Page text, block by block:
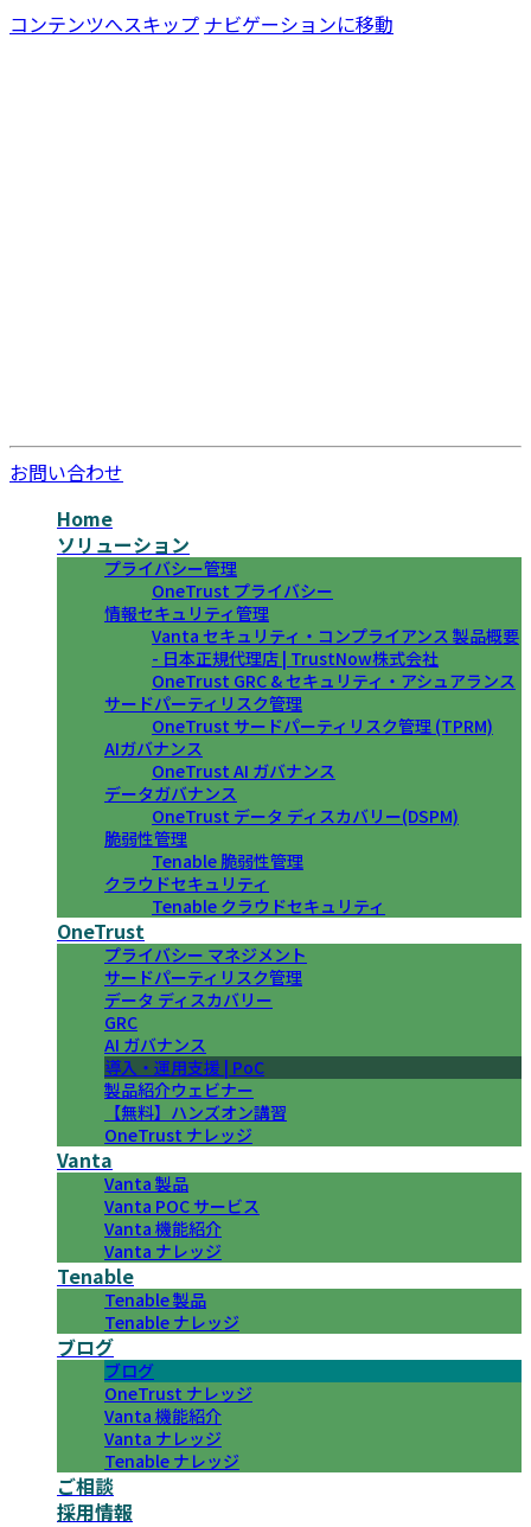
コンテンツへスキップ ナビゲーションに移動
お問い合わせ
Home
ソリューション
プライバシー管理
OneTrust プライバシー
情報セキュリティ管理
Vanta セキュリティ・コンプライアンス 製品概要
- 日本正規代理店 | TrustNow株式会社
OneTrust GRC & セキュリティ・アシュアランス
サードパーティリスク管理
OneTrust サードパーティリスク管理 (TPRM)
AIガバナンス
OneTrust AI ガバナンス
データガバナンス
OneTrust データ ディスカバリー(DSPM)
脆弱性管理
Tenable 脆弱性管理
クラウドセキュリティ
Tenable クラウドセキュリティ
OneTrust
プライバシー マネジメント
サードパーティリスク管理
データ ディスカバリー
GRC
AI ガバナンス
導入・運用支援 | PoC
製品紹介ウェビナー
【無料】ハンズオン講習
OneTrust ナレッジ
Vanta
Vanta 製品
Vanta POC サービス
Vanta 機能紹介
Vanta ナレッジ
Tenable
Tenable 製品
Tenable ナレッジ
ブログ
ブログ
OneTrust ナレッジ
Vanta 機能紹介
Vanta ナレッジ
Tenable ナレッジ
ご相談
採用情報